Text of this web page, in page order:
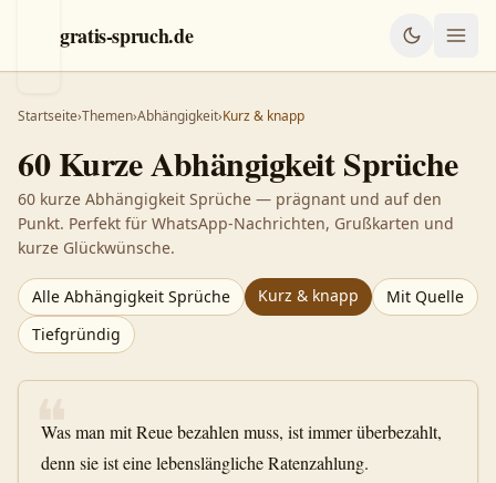
gratis-spruch.de
Startseite›Themen›Abhängigkeit›Kurz & knapp
60 KurzeAbhängigkeitSprüche
60 kurze Abhängigkeit Sprüche — prägnant und auf den
Punkt. Perfekt für WhatsApp-Nachrichten, Grußkarten und
kurze Glückwünsche.
Alle Abhängigkeit Sprüche Kurz & knapp
Mit Quelle
Tiefgründig
❝
Was man mit Reue bezahlen muss, ist immer überbezahlt,
denn sie ist eine lebenslängliche Ratenzahlung.